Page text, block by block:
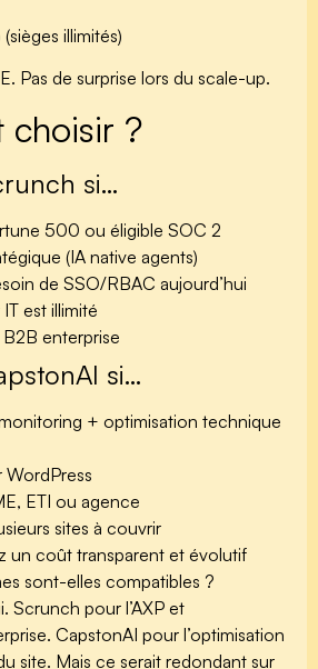
illimités)
Pas de surprise lors du scale-up.
choisir ?
si…
500 ou éligible SOC 2
(IA native agents)
de SSO/RBAC aujourd’hui
est illimité
enterprise
si…
+ optimisation technique
WordPress
ETI ou agence
sites à couvrir
un coût transparent et évolutif
sont-elles compatibles ?
Scrunch pour l’AXP et
CapstonAI pour l’optimisation
site. Mais ce serait redondant sur